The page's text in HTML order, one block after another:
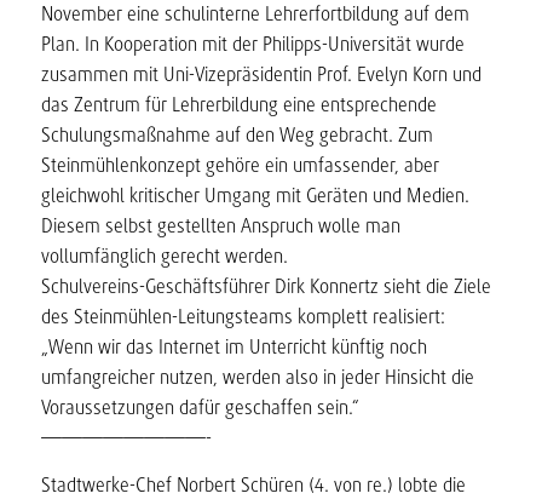
November eine schulinterne Lehrerfortbildung auf dem
Plan. In Kooperation mit der Philipps-Universität wurde
zusammen mit Uni-Vizepräsidentin Prof. Evelyn Korn und
das Zentrum für Lehrerbildung eine entsprechende
Schulungsmaßnahme auf den Weg gebracht. Zum
Steinmühlenkonzept gehöre ein umfassender, aber
gleichwohl kritischer Umgang mit Geräten und Medien.
Diesem selbst gestellten Anspruch wolle man
vollumfänglich gerecht werden.
Schulvereins-Geschäftsführer Dirk Konnertz sieht die Ziele
des Steinmühlen-Leitungsteams komplett realisiert:
„Wenn wir das Internet im Unterricht künftig noch
umfangreicher nutzen, werden also in jeder Hinsicht die
Voraussetzungen dafür geschaffen sein.“
————————-
Stadtwerke-Chef Norbert Schüren (4. von re.) lobte die